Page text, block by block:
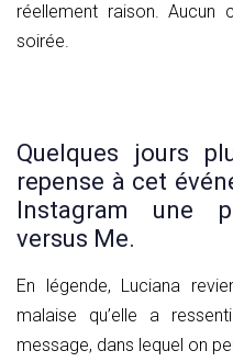
réellement raison. Aucun
soirée.
Quelques jours
repense à cet
Instagram une
versus Me.
En légende, Luciana
malaise qu’elle a
message, dans lequel on